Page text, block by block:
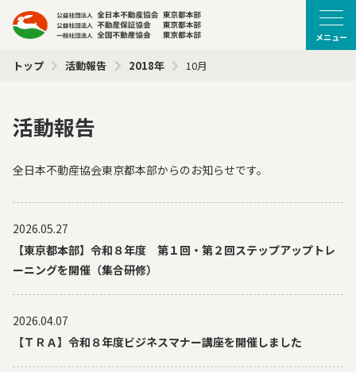
メニュー
トップ 活動報告 2018年 10月
活動報告
全日本不動産協会東京都本部からのお知らせです。
2026.05.27
【東京都本部】令和８年度 第１回・第２回ステップアップトレ
ーニングを開催（集合研修）
2026.04.07
【ＴＲＡ】令和８年度ビジネスマナー講座を開催しました